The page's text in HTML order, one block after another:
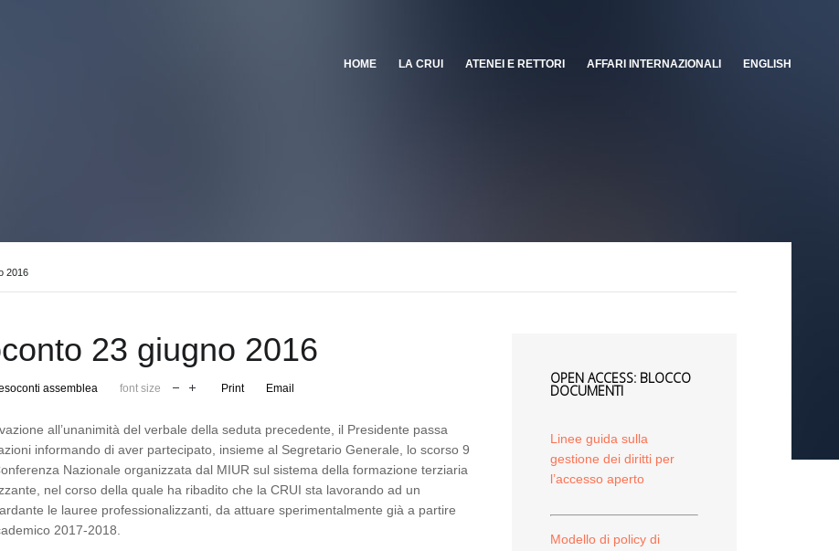
HOME LA CRUI ATENEI E RETTORI AFFARI INTERNAZIONALI ENGLISH
2016
23 giugno 2016
assemblea font size Print Email
all’unanimità del verbale della seduta precedente, il Presidente passa
informando di aver partecipato, insieme al Segretario Generale, lo scorso 9
Nazionale organizzata dal MIUR sul sistema della formazione terziaria
nel corso della quale ha ribadito che la CRUI sta lavorando ad un
le lauree professionalizzanti, da attuare sperimentalmente già a partire
2017-2018.
OPEN ACCESS: BLOCCO
DOCUMENTI
Linee guida sulla
gestione dei diritti per
l’accesso aperto
Modello di policy di